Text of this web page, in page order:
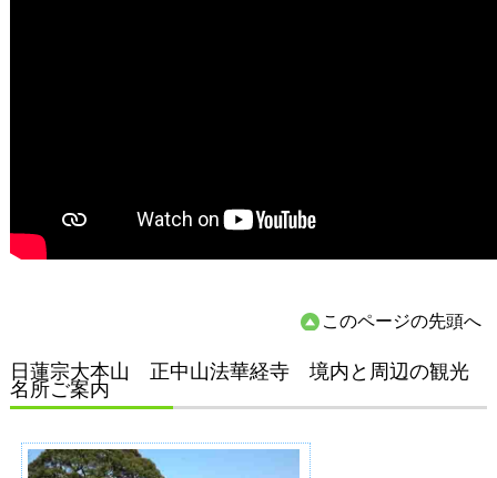
このページの先頭へ
日蓮宗大本山 正中山法華経寺 境内と周辺の観光
名所ご案内